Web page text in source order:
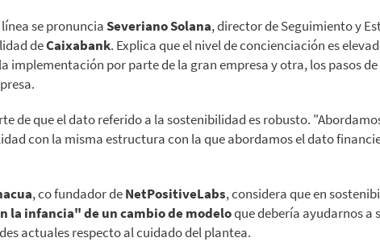
se pronunciaSeveriano Solana, director de Seguimiento y
deCaixabank. Explica que el nivel de concienciación es
implementación por parte de la gran empresa y otra, los pasos de
de que el dato referido a la sostenibilidad es robusto.
con la misma estructura con la que abordamos el dato
, co fundador deNetPositiveLabs, considera que en
la infancia" de un cambio de modeloque debería ayudarnos a
actuales respecto al cuidado del plantea.